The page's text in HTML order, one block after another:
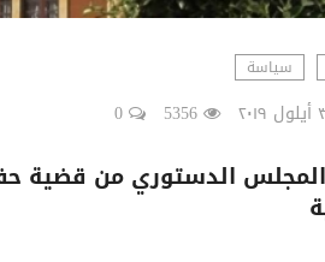
سياسة
5356
0
الدستوري من قضية